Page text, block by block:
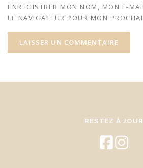
ENREGISTRER MON NOM, MON E-
LE NAVIGATEUR POUR MON
RESTEZ À JOUR